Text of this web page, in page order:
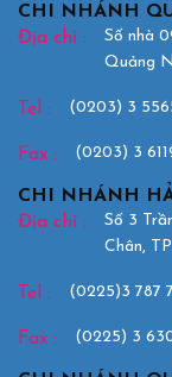
CHI NHÁNH
Địa chỉ :
Số nhà
Quảng
Tel : (0203) 3
Fax : (0203) 3
CHI NHÁNH
Địa chỉ :
Số 3
Chân,
Tel : (0225)3 787
Fax : (0225) 3